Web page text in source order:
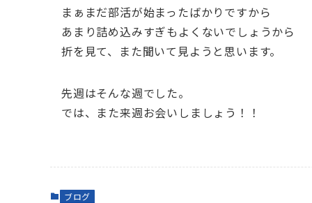
まぁまだ部活が始まったばかりですから
あまり詰め込みすぎもよくないでしょうから
折を見て、また聞いて見ようと思います。
先週はそんな週でした。
では、また来週お会いしましょう！！
ブログ